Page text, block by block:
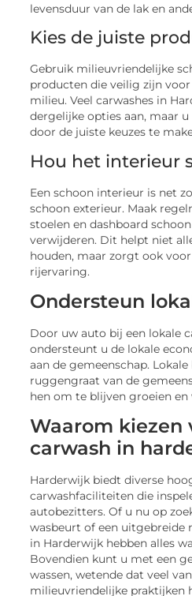
levensduur van de lak en
Kies de juiste
Gebruik milieuvriendelijke
producten die veilig zijn
milieu. Veel carwashes in
dergelijke opties aan, maar
door de juiste keuzes te
Hou het interieur
Een schoon interieur is net
schoon exterieur. Maak
stoelen en dashboard
verwijderen. Dit helpt niet
houden, maar zorgt ook
rijervaring.
Ondersteun
Door uw auto bij een lokale
ondersteunt u de lokale
aan de gemeenschap.
ruggengraat van de
hen om te blijven groeien en
Waarom kiezen
carwash in
Harderwijk biedt diverse
carwashfaciliteiten die
autobezitters. Of u nu op
wasbeurt of een uitgebreide
in Harderwijk hebben alles
Bovendien kunt u met een
wassen, wetende dat veel
milieuvriendelijke praktijken